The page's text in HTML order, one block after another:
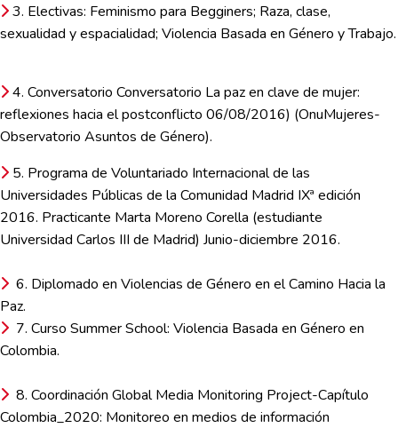
3. Electivas: Feminismo para Begginers; Raza, clase,
sexualidad y espacialidad; Violencia Basada en Género y Trabajo.
4. Conversatorio Conversatorio La paz en clave de mujer:
reflexiones hacia el postconflicto 06/08/2016) (OnuMujeres-
Observatorio Asuntos de Género).
5. Programa de Voluntariado Internacional de las
Universidades Públicas de la Comunidad Madrid IXª edición
2016. Practicante Marta Moreno Corella (estudiante
Universidad Carlos III de Madrid) Junio-diciembre 2016.
6. Diplomado en Violencias de Género en el Camino Hacia la
Paz.
7. Curso Summer School: Violencia Basada en Género en
Colombia.
8. Coordinación Global Media Monitoring Project-Capítulo
Colombia_2020: Monitoreo en medios de información